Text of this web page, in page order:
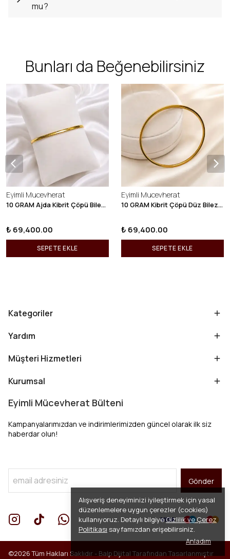
Alışveriş deneyiminizi iyileştirmek için yasal
düzenlemelere uygun çerezler (cookies)
kullanıyoruz. Detaylı bilgiyeGizlilik ve Çerez
Politikası sayfamızdan erişebilirsiniz.
Anladım
mu?
Bunları da Beğenebilirsiniz
Eyimli Mucevherat
10 GRAM Ajda Kibrit Çöpü Bilezik 22 Ayar 22BLZ003
₺ 69,400.00
SEPETE EKLE
Eyimli Mucevherat
10 GRAM Kibrit Çöpü Düz Bilezik 22 Ayar 22BLZ001
₺ 69,400.00
SEPETE EKLE
Kategoriler
Yardım
Müşteri Hizmetleri
Kurumsal
Eyimli Mücevherat Bülteni
Kampanyalarımızdan ve indirimlerimizden güncel olarak ilk siz
haberdar olun!
Gönder
©2026 Tüm Hakları Saklıdır - Balp Dijital Tarafından Tasarlanmıştır